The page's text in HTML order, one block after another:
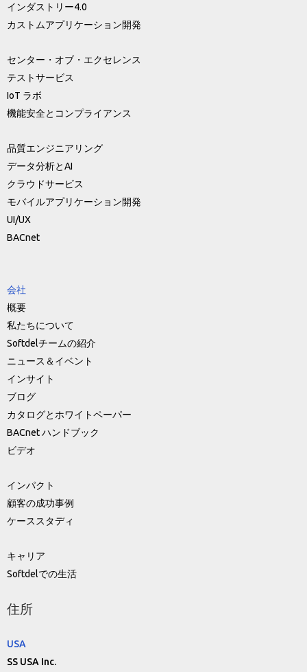
インダストリー4.0
カストムアプリケーション開発
センター・オブ・エクセレンス
テストサービス
IoT ラボ
機能安全とコンプライアンス
品質エンジニアリング
データ分析とAI
クラウドサービス
モバイルアプリケーション開発
UI/UX
BACnet
会社
概要
私たちについて
Softdelチームの紹介
ニュース＆イベント
インサイト
ブログ
カタログとホワイトペーパー
BACnet ハンドブック
ビデオ
インパクト
顧客の成功事例
ケーススタディ
キャリア
Softdelでの生活
住所
USA
SS USA Inc.